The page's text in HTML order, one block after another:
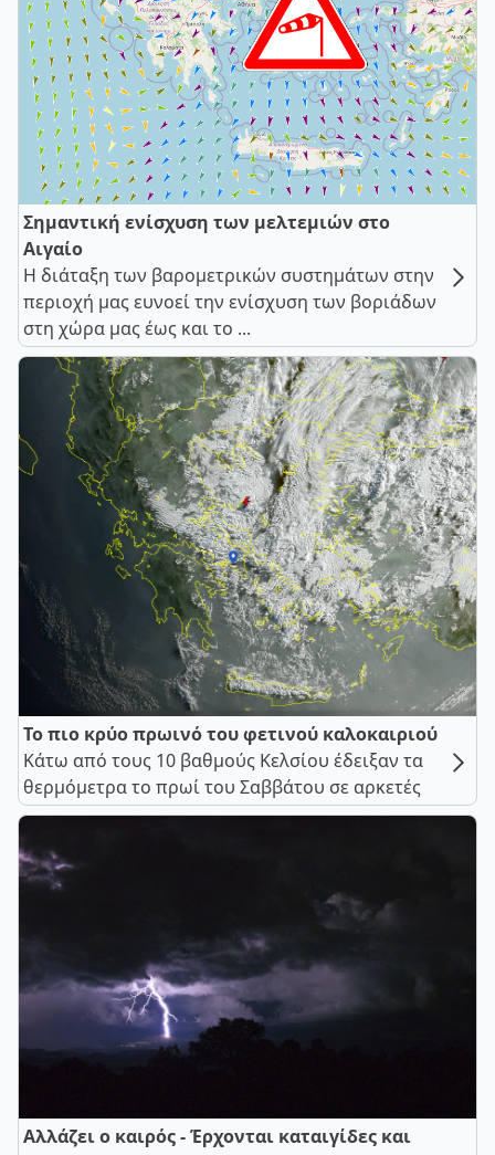
Σημαντική ενίσχυση των μελτεμιών στο
Αιγαίο
Η διάταξη των βαρομετρικών συστημάτων στην
περιοχή μας ευνοεί την ενίσχυση των βοριάδων
στη χώρα μας έως και το ...
Το πιο κρύο πρωινό του φετινού καλοκαιριού
Κάτω από τους 10 βαθμούς Κελσίου έδειξαν τα
θερμόμετρα το πρωί του Σαββάτου σε αρκετές
Αλλάζει ο καιρός - Έρχονται καταιγίδες και